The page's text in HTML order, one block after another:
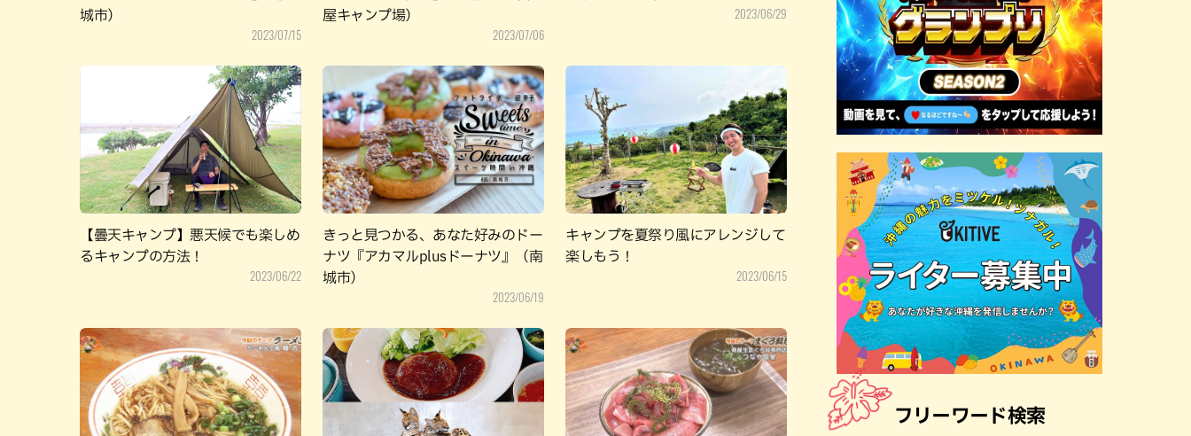
城市）
2023/07/15
屋キャンプ場）
2023/07/06
2023/06/29
【曇天キャンプ】悪天候でも楽しめ
るキャンプの方法！
2023/06/22
きっと見つかる、あなた好みのドー
ナツ『アカマルplusドーナツ』（南
城市）
2023/06/19
キャンプを夏祭り風にアレンジして
楽しもう！
2023/06/15
フリーワード検索